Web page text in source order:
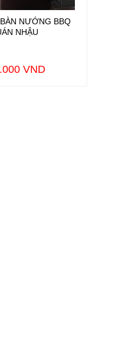
NƯỚNG BBQ
NHẬU
VND